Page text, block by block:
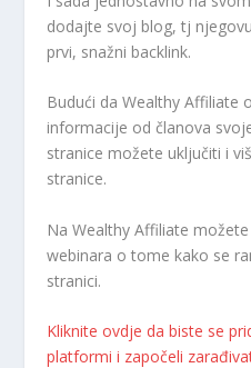
dodajte svoj blog, tj
prvi, snažni backlink.
Budući da Wealthy Affiliate
informacije od članova
stranice možete uključiti i
stranice.
Na Wealthy Affiliate
webinara o tome kako se
stranici.
Kliknite ovdje da biste se
platformi i započeli